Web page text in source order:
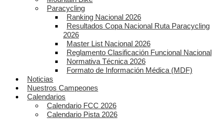
Paracycling
Ranking Nacional 2026
Resultados Copa Nacional Ruta Paracycling
2026
Master List Nacional 2026
Reglamento Clasificación Funcional Nacional
Normativa Técnica 2026
Formato de Información Médica (MDF)
Noticias
Nuestros Campeones
Calendarios
Calendario FCC 2026
Calendario Pista 2026